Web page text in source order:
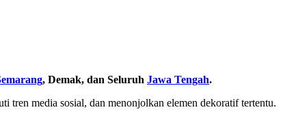
, Demak, dan Seluruh Jawa Tengah.
media sosial, dan menonjolkan elemen dekoratif tertentu.